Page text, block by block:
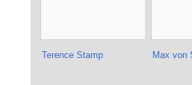
Terence Stamp Max von